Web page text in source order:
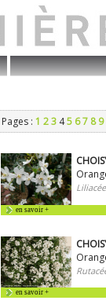
Pages : 1 23 45 67 8 9
en savoir +
en savoir +